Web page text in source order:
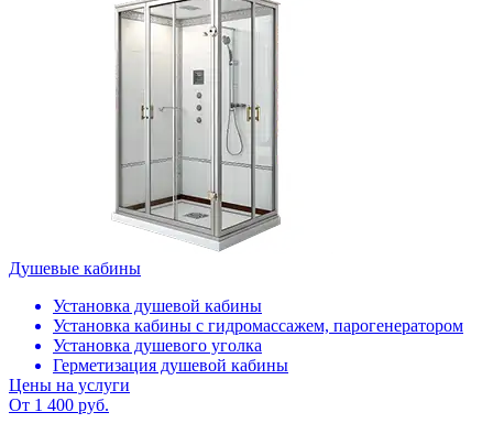
Душевые кабины
Установка душевой кабины
Установка кабины с гидромассажем, парогенератором
Установка душевого уголка
Герметизация душевой кабины
Цены на услуги
От 1 400 руб.